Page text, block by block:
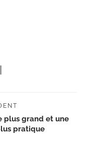
plus grand et une
pratique